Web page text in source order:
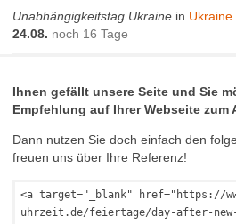
Unabhängigkeitstag Ukraine in Ukraine
24.08. noch 16 Tage
Ihnen gefällt unsere Seite und Sie
Empfehlung auf Ihrer Webseite zum
Dann nutzen Sie doch einfach den
freuen uns über Ihre Referenz!
<a target="_blank" href="https://
uhrzeit.de/feiertage/day-after-